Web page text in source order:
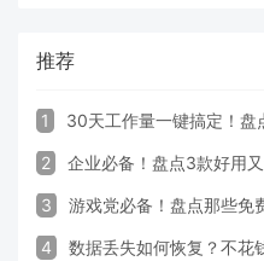
推荐
1 30天工作量一键搞定！盘
2 企业必备！盘点3款好用
3 游戏党必备！盘点那些免
4 数据丢失如何恢复？不花